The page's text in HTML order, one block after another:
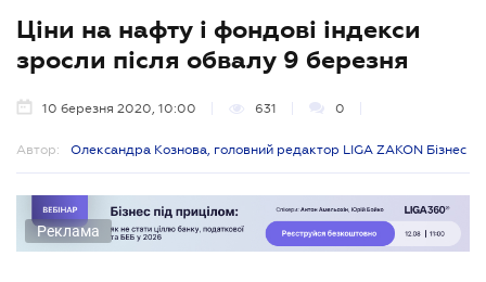
Ціни на нафту і фондові індекси
зросли після обвалу 9 березня
10 березня 2020, 10:00 631 0
Автор: Олександра Кознова, головний редактор LIGA ZAKON Бізнес
Реклама